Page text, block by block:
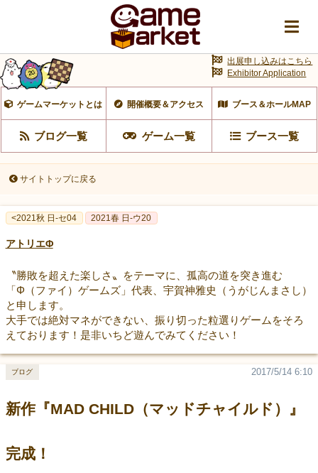
ゲームマーケットとは 開催概要＆アクセス ブース＆ホールMAP
ブログ一覧 ゲーム一覧 ブース一覧
出展申し込みはこちら
Exhibitor Application
サイトトップに戻る
<2021秋 日-セ04 2021春 日-ウ20
アトリエΦ
〝勝敗を超えた楽しさ〟をテーマに、孤高の道を突き進む
「Φ（ファイ）ゲームズ」代表、宇賀神雅史（うがじんまさし）
と申します。
大手では絶対マネができない、振り切った粒選りゲームをそろ
えております！是非いちど遊んでみてください！
新作『MAD CHILD（マッドチャイルド）』
完成！
2017/5/14 6:10
ブログ